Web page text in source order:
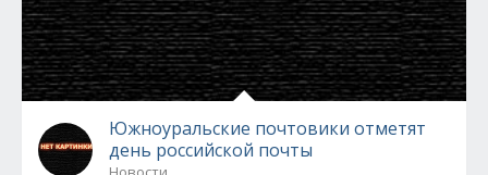
Южноуральские почтовики отметят
день российской почты